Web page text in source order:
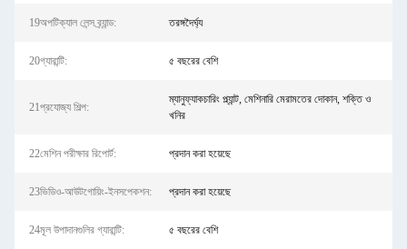
19অপটিক্যাল লেন্স ব্র্যান্ড: তরঙ্গদৈর্ঘ্য
20গ্যারান্টি: ৫ বছরের বেশি
21প্রযোজ্য শিল্প:
ম্যানুফ্যাকচারিং প্ল্যান্ট, মেশিনারি মেরামতের দোকান, শক্তি ও
খনির
22মেশিন পরীক্ষার রিপোর্ট: প্রদান করা হয়েছে
23ভিডিও-আউটগোয়িং-ইনসপেকশন: প্রদান করা হয়েছে
24মূল উপাদানগুলির গ্যারান্টি: ৫ বছরের বেশি